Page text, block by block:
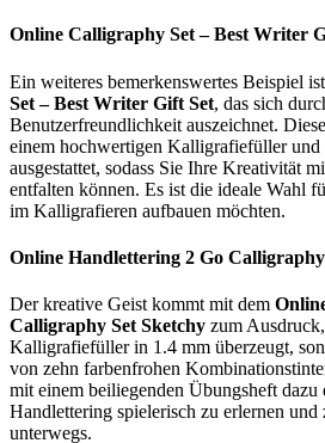
Online Calligraphy Set – Best Writer
Ein weiteres bemerkenswertes Beispiel
Set – Best Writer Gift Set, das sich
Benutzerfreundlichkeit auszeichnet.
einem hochwertigen Kalligrafiefüller
ausgestattet, sodass Sie Ihre Kreativität
entfalten können. Es ist die ideale Wahl
im Kalligrafieren aufbauen möchten.
Online Handlettering 2 Go
Der kreative Geist kommt mit dem
Calligraphy Set Sketchy zum
Kalligrafiefüller in 1.4 mm überzeugt,
von zehn farbenfrohen
mit einem beiliegenden Übungsheft dazu
Handlettering spielerisch zu erlernen
unterwegs.